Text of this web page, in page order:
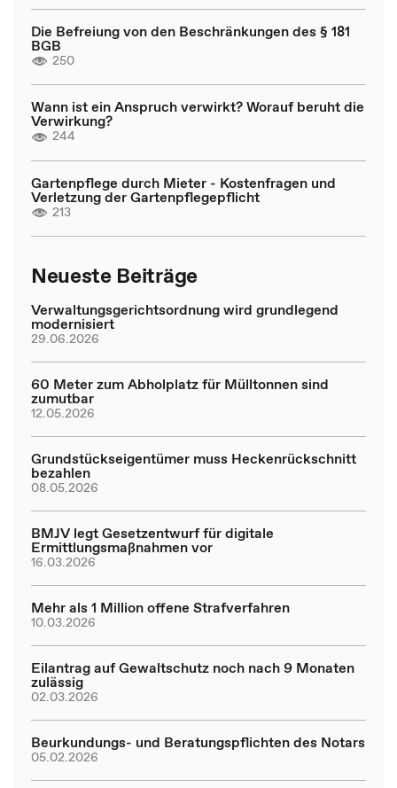
Die Befreiung von den Beschränkungen des § 181
BGB
250
Wann ist ein Anspruch verwirkt? Worauf beruht die
Verwirkung?
244
Gartenpflege durch Mieter - Kostenfragen und
Verletzung der Gartenpflegepflicht
213
Neueste Beiträge
Verwaltungsgerichtsordnung wird grundlegend
modernisiert
29.06.2026
60 Meter zum Abholplatz für Mülltonnen sind
zumutbar
12.05.2026
Grundstückseigentümer muss Heckenrückschnitt
bezahlen
08.05.2026
BMJV legt Gesetzentwurf für digitale
Ermittlungsmaßnahmen vor
16.03.2026
Mehr als 1 Million offene Strafverfahren
10.03.2026
Eilantrag auf Gewaltschutz noch nach 9 Monaten
zulässig
02.03.2026
Beurkundungs- und Beratungspflichten des Notars
05.02.2026